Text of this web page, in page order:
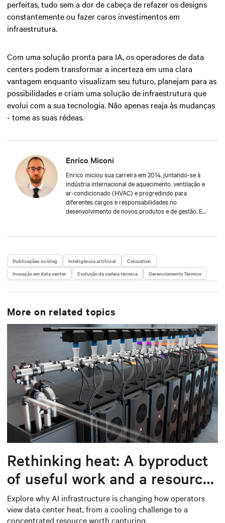
perfeitas, tudo sem a dor de cabeça de refazer os designs
constantemente ou fazer caros investimentos em
infraestrutura.
Com uma solução pronta para IA, os operadores de data
centers podem transformar a incerteza em uma clara
vantagem enquanto visualizam seu futuro, planejam para as
possibilidades e criam uma solução de infraestrutura que
evolui com a sua tecnologia. Não apenas reaja às mudanças
- tome as suas rédeas.
Enrico Miconi
Enrico iniciou sua carreira em 2014, juntando-se à
indústria internacional de aquecimento, ventilação e
ar-condicionado (HVAC) e progredindo para
diferentes cargos e responsabilidades no
desenvolvimento de novos produtos e de gestão. Em
aplicações em data centers desde então. Durante sua
diversos cursos de treinamento sobre soluções de
Gerenciamento Térmico e aplicações em data centers.
Enrico tem um grau de Mestre em Engenharia de
Energia pela Universidade de Pádua.
Publicações no blog Inteligência artificial
Colocation
Inovação em data center
Evolução da cadeia térmica Gerenciamento Térmico
More on related topics
Rethinking heat: A byproduct
of useful work and a resource
worth capturing
Explore why AI infrastructure is changing how operators
view data center heat, from a cooling challenge to a
concentrated resource worth capturing.